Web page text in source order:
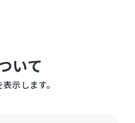
いて
示します。